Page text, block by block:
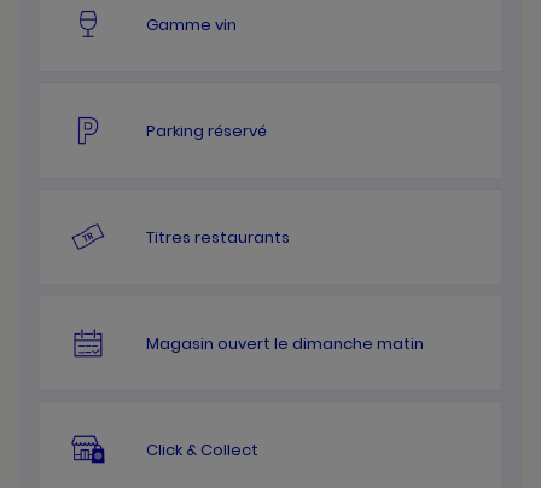
Gamme vin
Parking réservé
Titres restaurants
Magasin ouvert le dimanche matin
Click & Collect